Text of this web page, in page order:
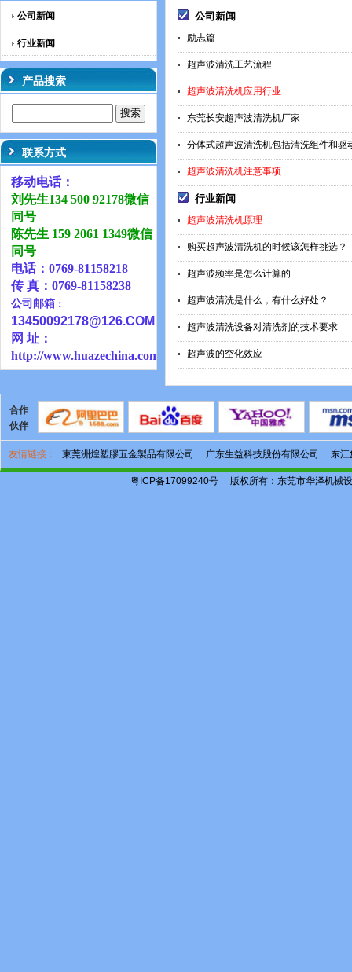
公司新闻
行业新闻
产品搜索
联系方式
移动电话：
刘先生134 500 92178微信
同号
陈先生 159 2061 1349微信
同号
电话：0769-81158218
传 真：0769-81158238
公司邮箱 ：
13450092178@126.COM
网 址：
http://www.huazechina.com.cn
公司新闻
励志篇
超声波清洗工艺流程
超声波清洗机应用行业
东莞长安超声波清洗机厂家
分体式超声波清洗机包括清洗组件和驱
超声波清洗机注意事项
行业新闻
超声波清洗机原理
购买超声波清洗机的时候该怎样挑选？
超声波频率是怎么计算的
超声波清洗是什么，有什么好处？
超声波清洗设备对清洗剂的技术要求
超声波的空化效应
合作
伙伴
友情链接： 東莞洲煌塑膠五金製品有限公司 广东生益科技股份有限公司 东江
粤ICP备17099240号 版权所有：东莞市华泽机械